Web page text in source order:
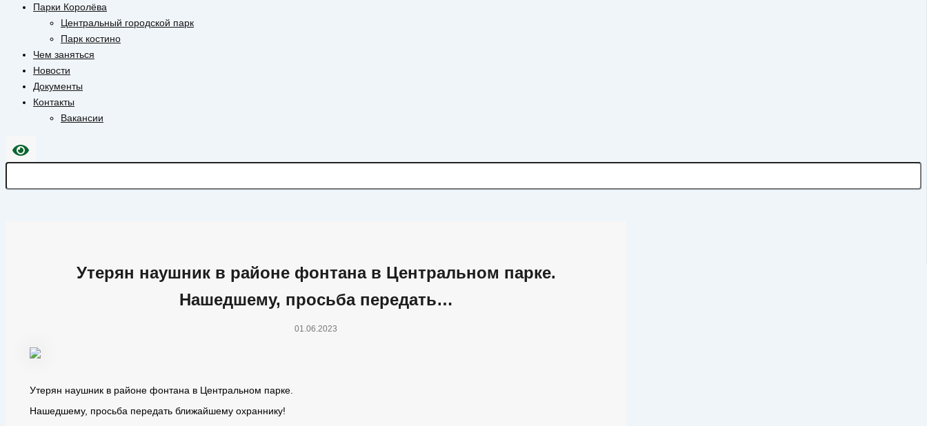
Парки Королёва
Центральный городской парк
Парк костино
Чем заняться
Новости
Документы
Контакты
Вакансии
Утерян наушник в районе фонтана в Центральном парке.
Нашедшему, просьба передать…
01.06.2023
Утерян наушник в районе фонтана в Центральном парке.
Нашедшему, просьба передать ближайшему охраннику!